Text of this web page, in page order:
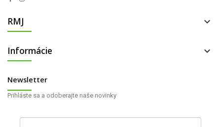
RMJ 
Informácie 
Newsletter
Prihláste sa a odoberajte naše novinky